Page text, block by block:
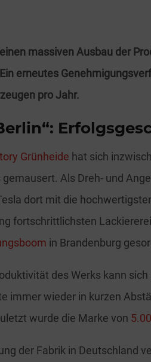
massiven Ausbau der
erneutes
pro Jahr.
Grünheide hat sich
Als Dreh- und
dort mit die
fortschrittlichsten
in Brandenburg
des Werks kann
immer wieder in kurzen
wurde die Marke von
der Fabrik in Deutschland